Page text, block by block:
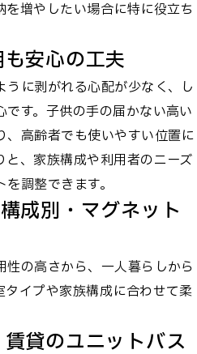
増やしたい場合に特に役立ち
安心の工夫
に剥がれる心配が少なく、し
す。子供の手の届かない高い
、高齢者でも使いやすい位置に
、家族構成や利用者のニーズ
調整できます。
成別・マグネット
の高さから、一人暮らしから
イプや家族構成に合わせて柔
貸のユニットバス